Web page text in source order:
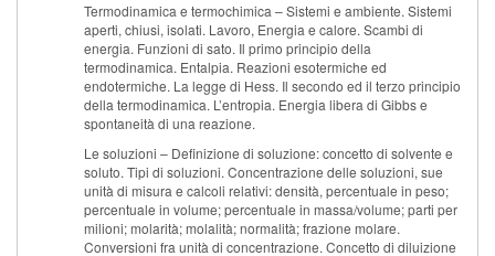
Termodinamica e termochimica – Sistemi e ambiente. Sistemi
aperti, chiusi, isolati. Lavoro, Energia e calore. Scambi di
energia. Funzioni di sato. Il primo principio della
termodinamica. Entalpia. Reazioni esotermiche ed
endotermiche. La legge di Hess. Il secondo ed il terzo principio
della termodinamica. L’entropia. Energia libera di Gibbs e
spontaneità di una reazione.
Le soluzioni – Definizione di soluzione: concetto di solvente e
soluto. Tipi di soluzioni. Concentrazione delle soluzioni, sue
unità di misura e calcoli relativi: densità, percentuale in peso;
percentuale in volume; percentuale in massa/volume; parti per
milioni; molarità; molalità; normalità; frazione molare.
Conversioni fra unità di concentrazione. Concetto di diluizione